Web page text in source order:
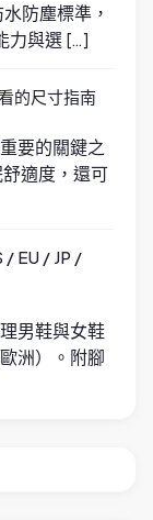
防塵標準，
力與選 […]
的尺寸指南
要的關鍵之
適度，還可
/ EU / JP /
男鞋與女鞋
洲）。附腳